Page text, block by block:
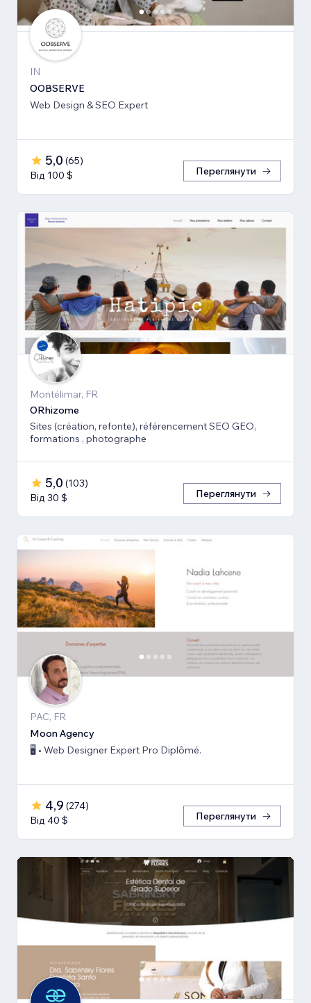
IN
OOBSERVE
Web Design & SEO Expert
5,0 (65)
Від 100 $
Переглянути
Montélimar, FR
ORhizome
Sites (création, refonte), référencement SEO GEO,
formations , photographe
5,0 (103)
Від 30 $
Переглянути
PAC, FR
Moon Agency
🖥️ • Web Designer Expert Pro Diplômé.
4,9 (274)
Від 40 $
Переглянути